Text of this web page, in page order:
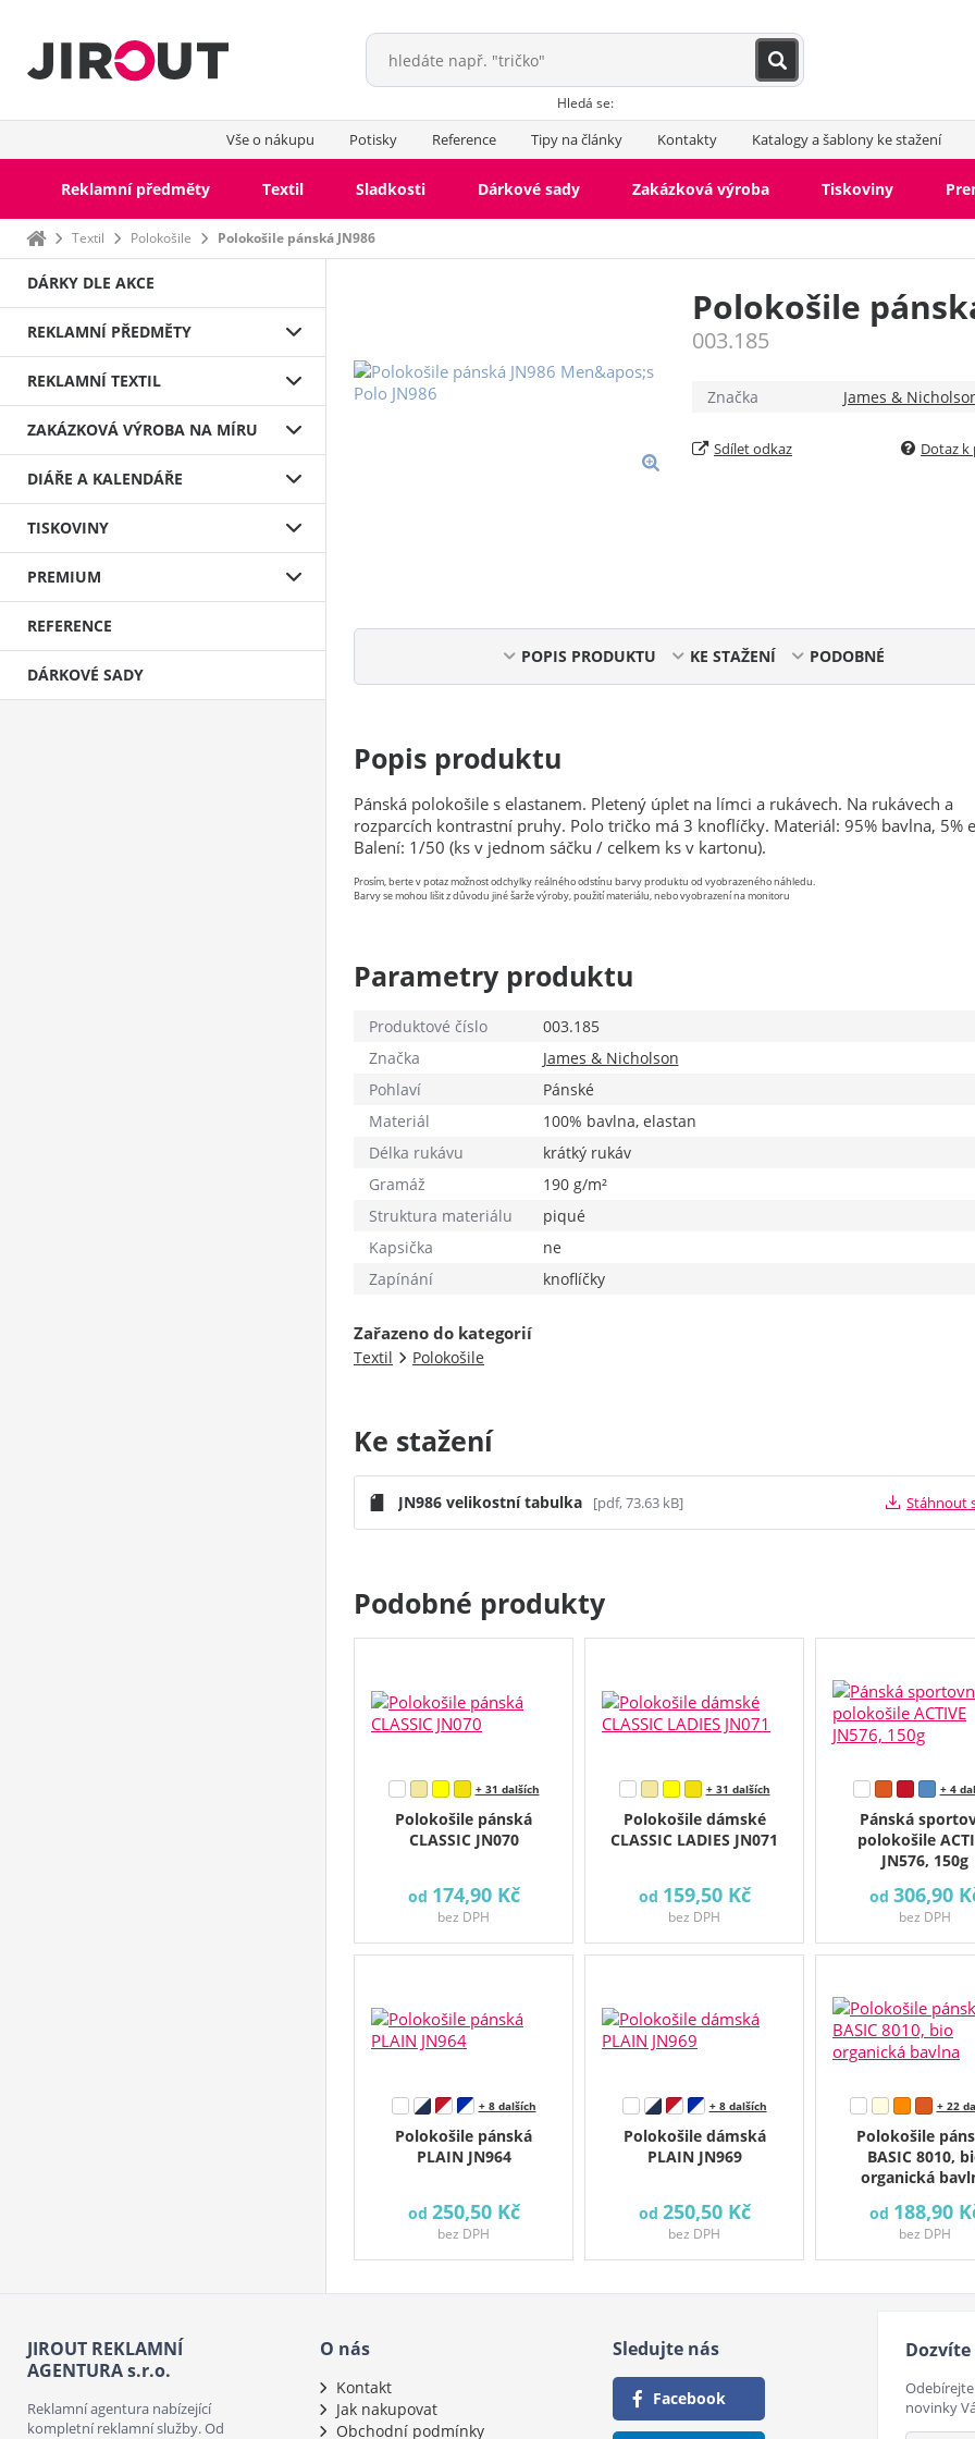
Hledá se:
Vše o nákupu Potisky Reference Tipy na články Kontakty Katalogy a šablony ke stažení
Reklamní předměty Textil Sladkosti Dárkové sady Zakázková výroba Tiskoviny
Domů Textil Polokošile Polokošile pánská JN986
DÁRKY DLE AKCE
REKLAMNÍ PŘEDMĚTY
REKLAMNÍ TEXTIL
ZAKÁZKOVÁ VÝROBA NA MÍRU
DIÁŘE A KALENDÁŘE
TISKOVINY
PREMIUM
REFERENCE
DÁRKOVÉ SADY
Polokošile
003.185
Značka James &
Sdílet odkaz Dotaz
POPIS PRODUKTU KE STAŽENÍ PODOBNÉ
Popis produktu
Pánská polokošile s elastanem. Pletený úplet na límci a rukávech. Na rukávech a
rozparcích kontrastní pruhy. Polo tričko má 3 knoflíčky. Materiál: 95% bavlna, 5%
Balení: 1/50 (ks v jednom sáčku / celkem ks v kartonu).
Prosím, berte v potaz možnost odchylky reálného odstínu barvy produktu od vyobrazeného náhledu.
Barvy se mohou lišit z důvodu jiné šarže výroby, použití materiálu, nebo vyobrazení na monitoru
Parametry produktu
Produktové číslo
003.185
Značka
James & Nicholson
Pohlaví
Pánské
Materiál
100% bavlna, elastan
Délka rukávu
krátký rukáv
Gramáž
190 g/m²
Struktura materiálu
piqué
Kapsička
ne
Zapínání
knoflíčky
Zařazeno do kategorií
Textil Polokošile
Ke stažení
JN986 velikostní tabulka [pdf, 73.63 kB] Stáhnout
Podobné produkty
Polokošile pánská
CLASSIC JN070
+ 31 dalších
od 174,90 Kč
bez DPH
Polokošile dámské
CLASSIC LADIES JN071
+ 31 dalších
od 159,50 Kč
bez DPH
Pánská
polokošile
JN576, 150g
+ 4
od 306,90
bez DPH
Polokošile pánská
PLAIN JN964
+ 8 dalších
od 250,50 Kč
bez DPH
Polokošile dámská
PLAIN JN969
+ 8 dalších
od 250,50 Kč
bez DPH
Polokošile
BASIC 8010,
organická
+ 22
od 188,90
bez DPH
JIROUT REKLAMNÍ
AGENTURA s.r.o.
Reklamní agentura nabízející
kompletní reklamní služby. Od
O nás
Kontakt
Jak nakupovat
Obchodní podmínky
Sledujte nás
Facebook
novinky